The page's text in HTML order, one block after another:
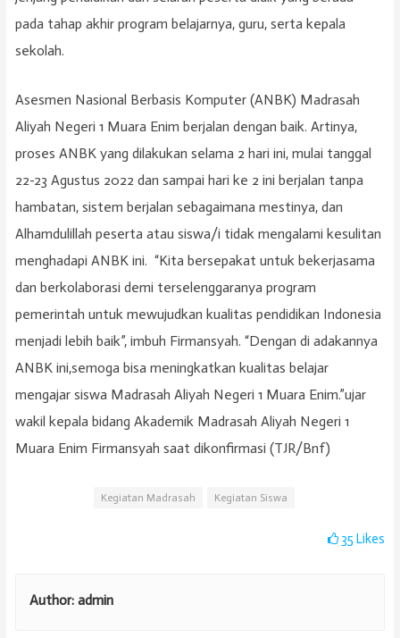
pada tahap akhir program belajarnya, guru, serta kepala
sekolah.
Asesmen Nasional Berbasis Komputer (ANBK) Madrasah
Aliyah Negeri 1 Muara Enim berjalan dengan baik. Artinya,
proses ANBK yang dilakukan selama 2 hari ini, mulai tanggal
22-23 Agustus 2022 dan sampai hari ke 2 ini berjalan tanpa
hambatan, sistem berjalan sebagaimana mestinya, dan
Alhamdulillah peserta atau siswa/i tidak mengalami kesulitan
menghadapi ANBK ini. “Kita bersepakat untuk bekerjasama
dan berkolaborasi demi terselenggaranya program
pemerintah untuk mewujudkan kualitas pendidikan Indonesia
menjadi lebih baik”, imbuh Firmansyah. “Dengan di adakannya
ANBK ini,semoga bisa meningkatkan kualitas belajar
mengajar siswa Madrasah Aliyah Negeri 1 Muara Enim.”ujar
wakil kepala bidang Akademik Madrasah Aliyah Negeri 1
Muara Enim Firmansyah saat dikonfirmasi (TJR/Bnf)
Kegiatan Madrasah Kegiatan Siswa
35Likes
Author: admin